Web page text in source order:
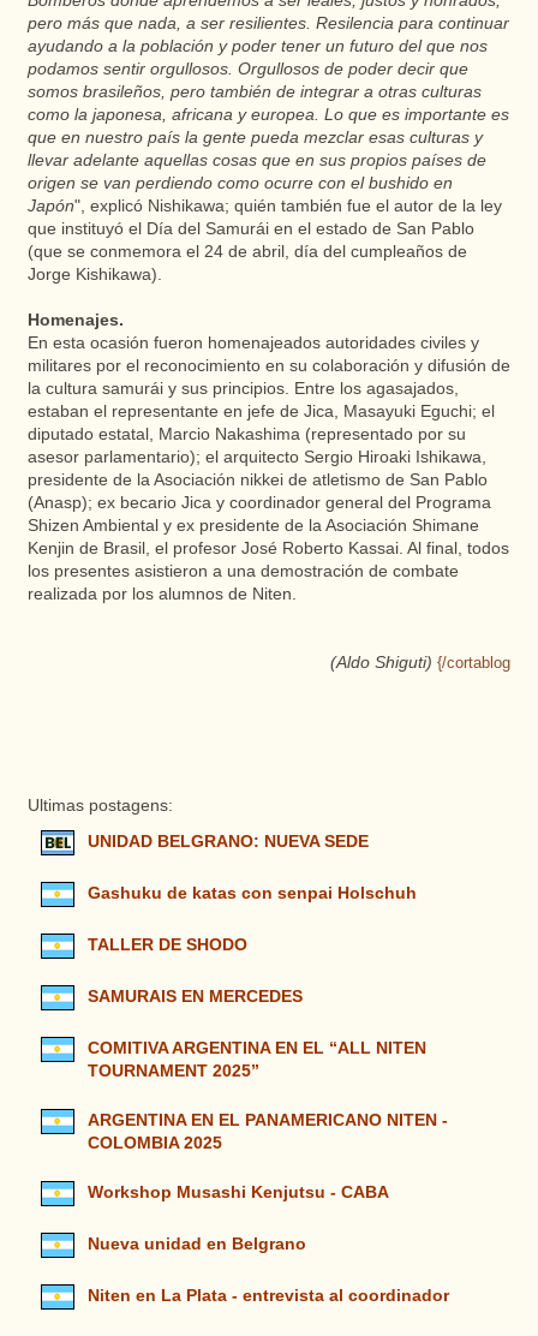
pero más que nada, a ser resilientes. Resilencia para continuar
ayudando a la población y poder tener un futuro del que nos
podamos sentir orgullosos. Orgullosos de poder decir que
somos brasileños, pero también de integrar a otras culturas
como la japonesa, africana y europea. Lo que es importante es
que en nuestro país la gente pueda mezclar esas culturas y
llevar adelante aquellas cosas que en sus propios países de
origen se van perdiendo como ocurre con el bushido en
Japón", explicó Nishikawa; quién también fue el autor de la ley
que instituyó el Día del Samurái en el estado de San Pablo
(que se conmemora el 24 de abril, día del cumpleaños de
Jorge Kishikawa).
Homenajes.
En esta ocasión fueron homenajeados autoridades civiles y
militares por el reconocimiento en su colaboración y difusión de
la cultura samurái y sus principios. Entre los agasajados,
estaban el representante en jefe de Jica, Masayuki Eguchi; el
diputado estatal, Marcio Nakashima (representado por su
asesor parlamentario); el arquitecto Sergio Hiroaki Ishikawa,
presidente de la Asociación nikkei de atletismo de San Pablo
(Anasp); ex becario Jica y coordinador general del Programa
Shizen Ambiental y ex presidente de la Asociación Shimane
Kenjin de Brasil, el profesor José Roberto Kassai. Al final, todos
los presentes asistieron a una demostración de combate
realizada por los alumnos de Niten.
(Aldo Shiguti){/cortablog
Ultimas postagens:
UNIDAD BELGRANO: NUEVA SEDE
Gashuku de katas con senpai Holschuh
TALLER DE SHODO
SAMURAIS EN MERCEDES
COMITIVA ARGENTINA EN EL “ALL NITEN
TOURNAMENT 2025”
ARGENTINA EN EL PANAMERICANO NITEN -
COLOMBIA 2025
Workshop Musashi Kenjutsu - CABA
Nueva unidad en Belgrano
Niten en La Plata - entrevista al coordinador